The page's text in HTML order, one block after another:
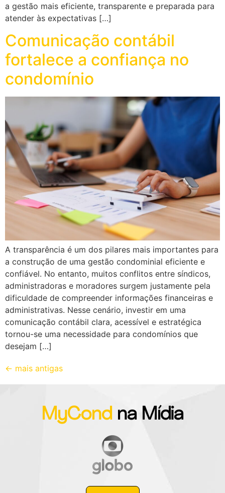
a gestão mais eficiente, transparente e preparada para
atender às expectativas […]
Comunicação contábil
fortalece a confiança no
condomínio
A transparência é um dos pilares mais importantes para
a construção de uma gestão condominial eficiente e
confiável. No entanto, muitos conflitos entre síndicos,
administradoras e moradores surgem justamente pela
dificuldade de compreender informações financeiras e
administrativas. Nesse cenário, investir em uma
comunicação contábil clara, acessível e estratégica
tornou-se uma necessidade para condomínios que
desejam […]
← mais antigas
MyCond na Mídia